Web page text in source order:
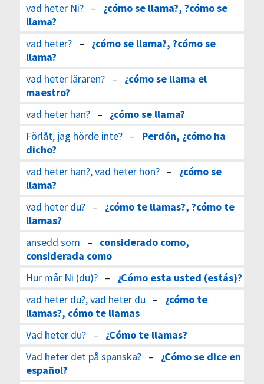
vad heter Ni?– ¿cómo se llama?, ?cómo se
llama?
vad heter?– ¿cómo se llama?, ?cómo se
llama?
vad heter läraren?– ¿cómo se llama el
maestro?
vad heter han?– ¿cómo se llama?
Förlåt, jag hörde inte?– Perdón, ¿cómo ha
dicho?
vad heter han?, vad heter hon?– ¿cómo se
llama?
vad heter du?– ¿cómo te llamas?, ?cómo te
llamas?
ansedd som – considerado como,
considerada como
Hur mår Ni (du)?– ¿Cómo esta usted (estás)?
vad heter du?, vad heter du – ¿cómo te
llamas?, cómo te llamas
Vad heter du?– ¿Cómo te llamas?
Vad heter det på spanska?– ¿Cómo se dice en
español?